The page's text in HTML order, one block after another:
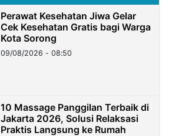
Perawat Kesehatan Jiwa Gelar
Cek Kesehatan Gratis bagi Warga
Kota Sorong
09/08/2026 - 08:50
10 Massage Panggilan Terbaik di
Jakarta 2026, Solusi Relaksasi
Praktis Langsung ke Rumah